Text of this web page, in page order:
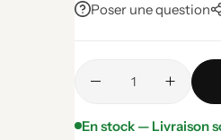
Poser une question
En stock — Livraison